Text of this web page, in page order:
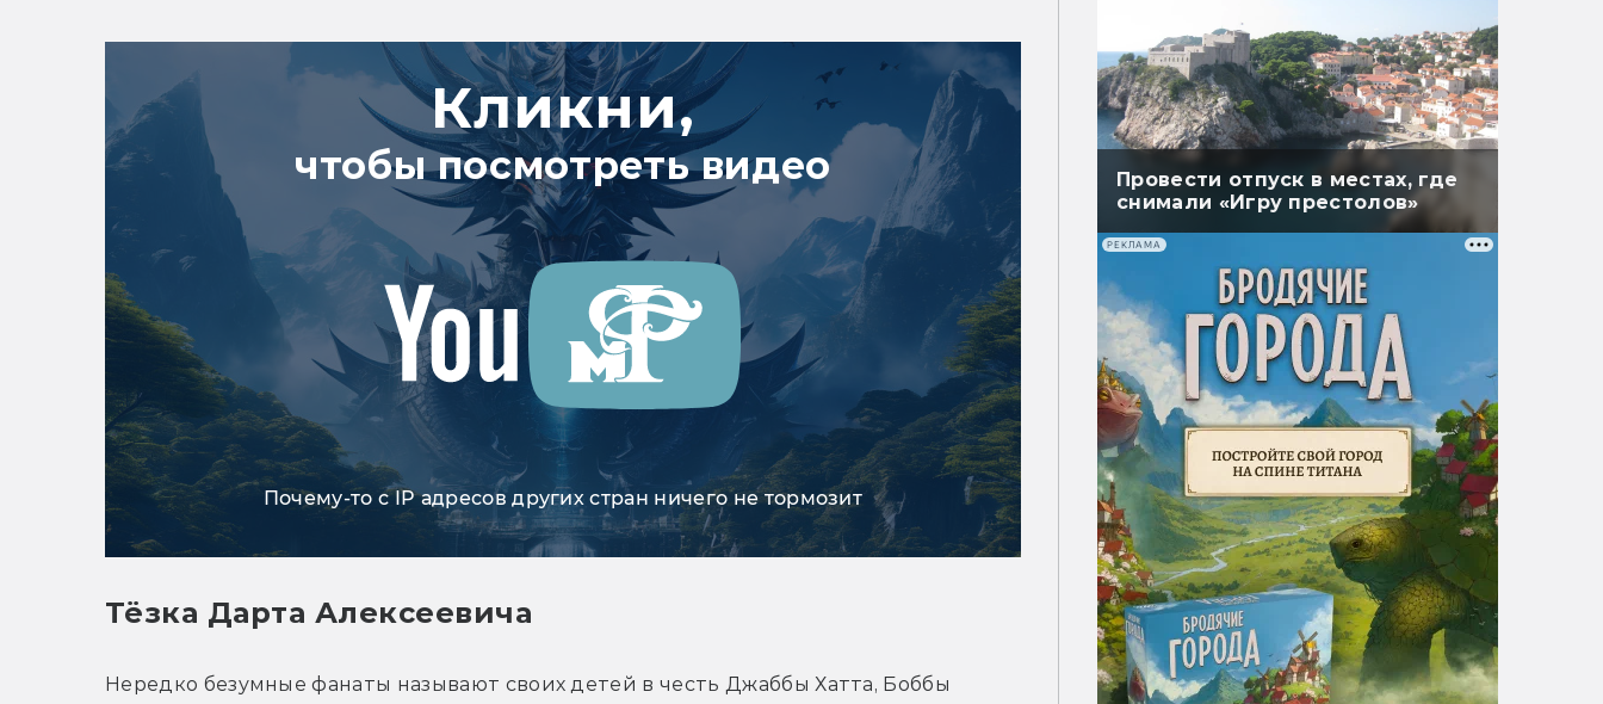
Кликни,
чтобы посмотреть видео
Почему-то с IP адресов других стран ничего не тормозит
Тёзка Дарта Алексеевича
Нередко безумные фанаты называют своих детей в честь Джаббы Хатта, Боббы
Провести отпуск в местах, где
снимали «Игру престолов»
РЕКЛАМА